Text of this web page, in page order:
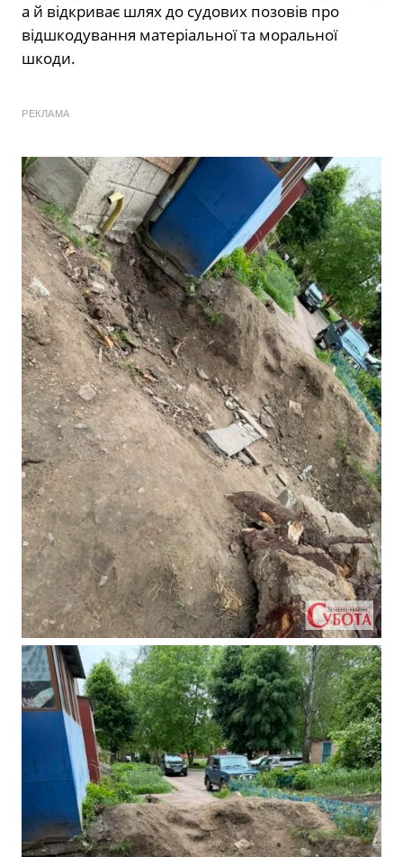
а й відкриває шлях до судових позовів про
відшкодування матеріальної та моральної
шкоди.
РЕКЛАМА